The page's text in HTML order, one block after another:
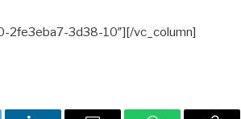
2fe3eba7-3d38-10″][/vc_column]